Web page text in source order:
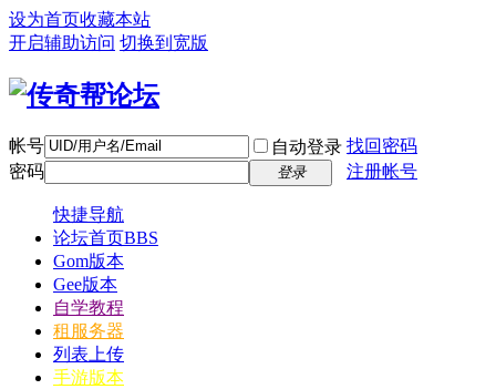
设为首页收藏本站
开启辅助访问 切换到宽版
帐号 自动登录 找回密码
密码
登录 注册帐号
快捷导航
论坛首页BBS
Gom版本
Gee版本
自学教程
租服务器
列表上传
手游版本